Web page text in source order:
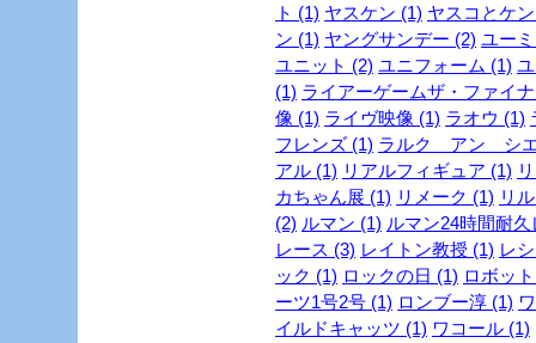
ト (1) ヤスケン (1) ヤスコとケ
ン (1) ヤングサンデー (2) ユー
ユニット (2) ユニフォーム (1)
(1) ライアーゲームザ・ファイ
像 (1) ライヴ映像 (1) ラオウ (1)
フレンズ (1) ラルク アン シ
アル (1) リアルフィギュア (1)
カちゃん展 (1) リメーク (1) リ
(2) ルマン (1) ルマン24時間耐
レース (3) レイトン教授 (1) レ
ック (1) ロックの日 (1) ロボッ
ーツ1号2号 (1) ロンブー淳 (1)
イルドキャッツ (1) ワコール (1)